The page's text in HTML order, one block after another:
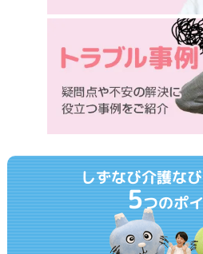
しずなび介護な
5つのポ